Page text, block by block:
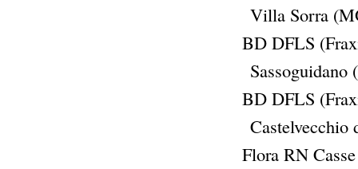
Villa Sorra
BD DFLS
BD DFLS
Castelvecchio
Flora RN